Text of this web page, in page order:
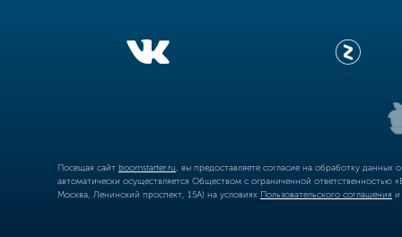
Посещая сайт boomstarter.ru , вы предоставляете согласие на обработку
автоматически осуществляется Обществом с ограниченной
Москва, Ленинский проспект, 15А) на условиях Пользовательского соглашения и